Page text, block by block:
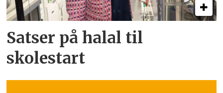
Satser på halal til
skolestart